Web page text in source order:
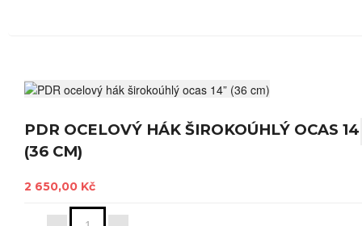
PDR OCELOVÝ HÁK ŠIROKOÚHLÝ OCAS
(36 CM)
2 650,00 Kč